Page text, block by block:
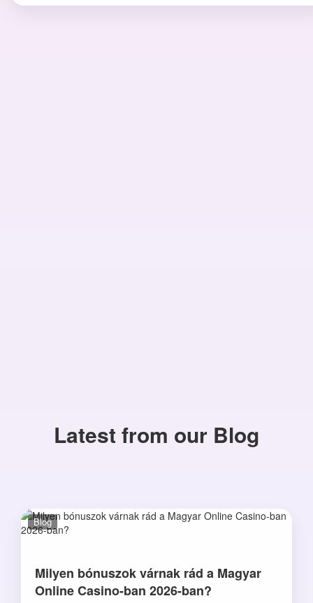
Latest from our Blog
Blog
Milyen bónuszok várnak rád a Magyar
Online Casino-ban 2026-ban?